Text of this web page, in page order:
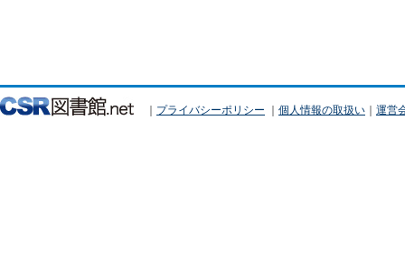
｜ プライバシーポリシー ｜ 個人情報の取扱い ｜ 運営